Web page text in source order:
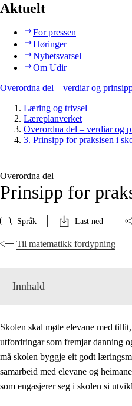
Aktuelt
For pressen
Høringer
Nyhetsvarsel
Om Udir
Overordna del – verdiar og
Læring og trivsel
Læreplanverket
Overordna del – verdiar og
3. Prinsipp for praksisen i
Overordna del
Prinsipp for
Språk Last ned
Til matematikk fordypning
Innhald
Skolen skal møte elevane med
utfordringar som fremjar danning
må skolen byggje eit godt
samarbeid med elevane og
som engasjerer seg i skolen si